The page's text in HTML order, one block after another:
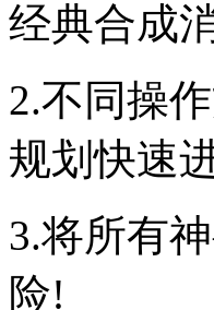
经典合成
2.不同操
规划快速
3.将所有
险!